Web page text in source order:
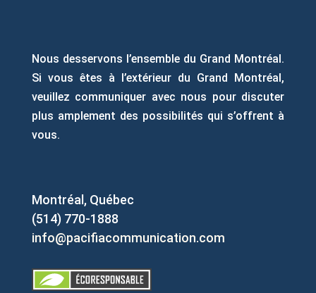
Nous desservons l’ensemble du Grand Montréal.
Si vous êtes à l’extérieur du Grand Montréal,
veuillez communiquer avec nous pour discuter
plus amplement des possibilités qui s’offrent à
vous.
Montréal, Québec
(514) 770-1888
info@pacifiacommunication.com